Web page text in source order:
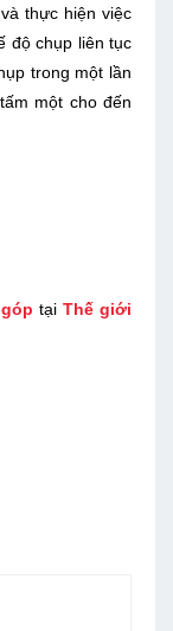
thực hiện việc
độ chụp liên tục
trong một lần
một cho đến
tạiThế giới